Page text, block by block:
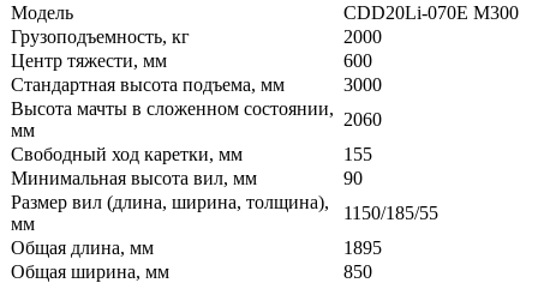
Модель
CDD20Li-070E M300
Грузоподъемность, кг
2000
Центр тяжести, мм
600
Стандартная высота подъема, мм
3000
Высота мачты в сложенном состоянии,
мм
2060
Свободный ход каретки, мм
155
Минимальная высота вил, мм
90
Размер вил (длина, ширина, толщина),
мм
1150/185/55
Общая длина, мм
1895
Общая ширина, мм
850